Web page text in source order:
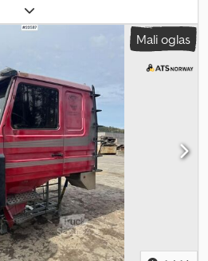
za kompostiranje Dolžina: 6 m
Abgskr Notranja širina:
Prodajamo zabojnik s prijemali iz
preteklosti uporabljal za prevoz
le redko. Izgleda kot nov. Pripravljen
2025 Krokkasse = Dodatne
uporabe: Prevoz blaga Za dodatne
Norway.
Mali oglas